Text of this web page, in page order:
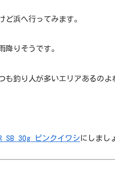
ど浜へ行ってみます。
降りそうです。
も釣り人が多いエリアあるのよ
SB 30g ピンクイワシにしまし